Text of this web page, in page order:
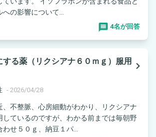
の影響について...
4名が回答
る薬（リクシアナ６０ｍｇ）服用 navigate_next
- 2026/04/28
、不整脈、心房細動がわかり、リクシアナ
しているのですが、わかる前までは毎朝野
せ５０ｇ、納豆１パ...